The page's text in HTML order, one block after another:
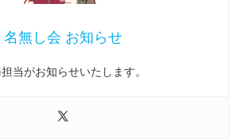
名無し会 お知らせ
当がお知らせいたします。